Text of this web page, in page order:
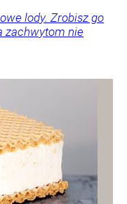
lody. Zrobisz go
zachwytom nie